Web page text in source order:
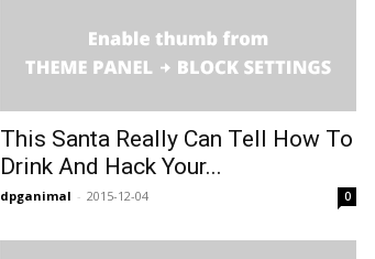
This Santa Really Can Tell How To
Drink And Hack Your...
dpganimal - 2015-12-04 0